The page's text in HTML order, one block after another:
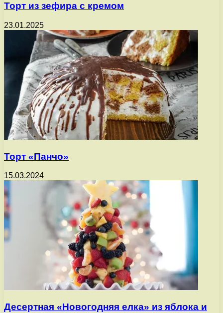
Торт из зефира с кремом
23.01.2025
Торт «Панчо»
15.03.2024
Десертная «Новогодняя елка» из яблока и